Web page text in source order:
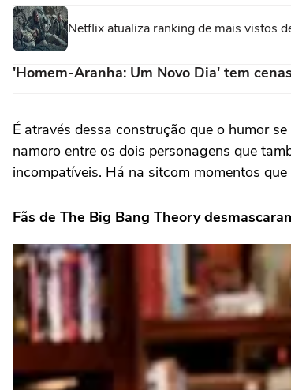
Netflix atualiza ranking de mais vistos
'Homem-Aranha: Um Novo Dia' tem
É através dessa construção que o humor
namoro entre os dois personagens que
incompatíveis. Há na sitcom momentos
Fãs de The Big Bang Theory